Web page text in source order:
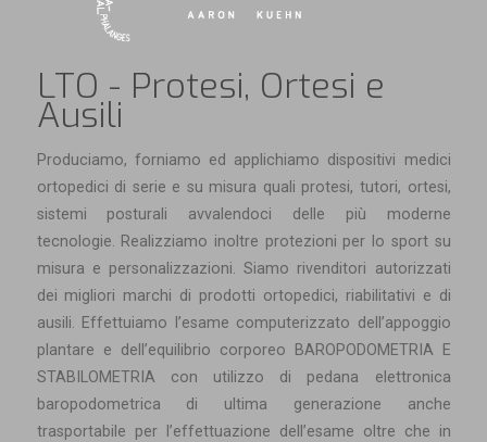
LTO - Protesi, Ortesi e
Ausili
Produciamo, forniamo ed applichiamo dispositivi medici
ortopedici di serie e su misura quali protesi, tutori, ortesi,
sistemi posturali avvalendoci delle più moderne
tecnologie. Realizziamo inoltre protezioni per lo sport su
misura e personalizzazioni. Siamo rivenditori autorizzati
dei migliori marchi di prodotti ortopedici, riabilitativi e di
ausili. Effettuiamo l’esame computerizzato dell’appoggio
plantare e dell’equilibrio corporeo BAROPODOMETRIA E
STABILOMETRIA con utilizzo di pedana elettronica
baropodometrica di ultima generazione anche
trasportabile per l’effettuazione dell’esame oltre che in